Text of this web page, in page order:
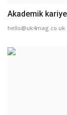
Akademik
hello@uk4mag.co.uk